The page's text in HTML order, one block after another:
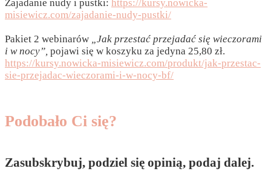
Zajadanie nudy i pustki: https://kursy.nowicka-
misiewicz.com/zajadanie-nudy-pustki/
Pakiet 2 webinarów
„Jak przestać przejadać się wieczorami
i w nocy”, pojawi się w koszyku za jedyna 25,80 zł.
https://kursy.nowicka-misiewicz.com/produkt/jak-przestac-
sie-przejadac-wieczorami-i-w-nocy-bf/
Podobało Ci się?
Zasubskrybuj, podziel się opinią, podaj dalej.